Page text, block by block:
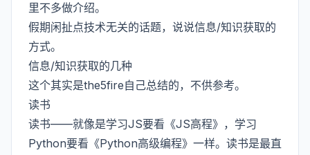
里不多做介绍。
假期闲扯点技术无关的话题，说说信息/知识获取的
方式。
信息/知识获取的几种
这个其实是the5fire自己总结的，不供参考。
读书
读书——就像是学习JS要看《JS高程》，学习
Python要看《Python高级编程》一样。读书是最直